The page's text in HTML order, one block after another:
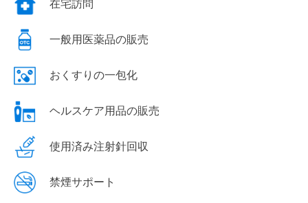
在宅訪問
一般用医薬品の販売
おくすりの一包化
ヘルスケア用品の販売
使用済み注射針回収
禁煙サポート